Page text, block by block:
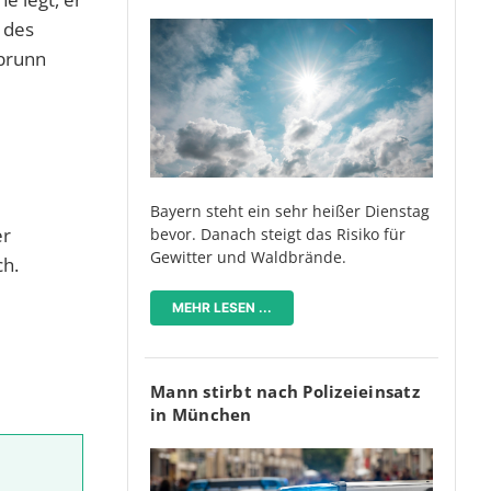
Bayern steht ein sehr heißer Dienstag
bevor. Danach steigt das Risiko für
Gewitter und Waldbrände.
MEHR LESEN ...
Mann stirbt nach Polizeieinsatz
in München